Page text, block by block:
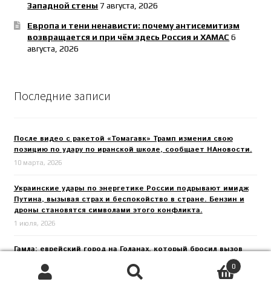
Западной стены 7 августа, 2026
Европа и тени ненависти: почему антисемитизм
возвращается и при чём здесь Россия и ХАМАС 6
августа, 2026
Последние записи
После видео с ракетой «Томагавк» Трамп изменил свою
позицию по удару по иранской школе, сообщает НАновости.
10 марта, 2026
Украинские удары по энергетике России подрывают имидж
Путина, вызывая страх и беспокойство в стране. Бензин и
дроны становятся символами этого конфликта.
1 июля, 2026
Гамла: еврейский город на Голанах, который бросил вызов
15 июня, 2026
0